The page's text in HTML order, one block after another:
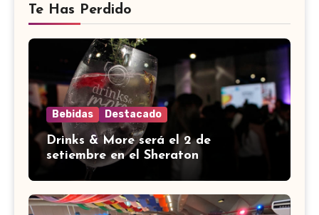
Te Has Perdido
Bebidas Destacado
Drinks & More será el 2 de
setiembre en el Sheraton